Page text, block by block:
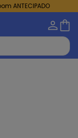
ANTECIPADO